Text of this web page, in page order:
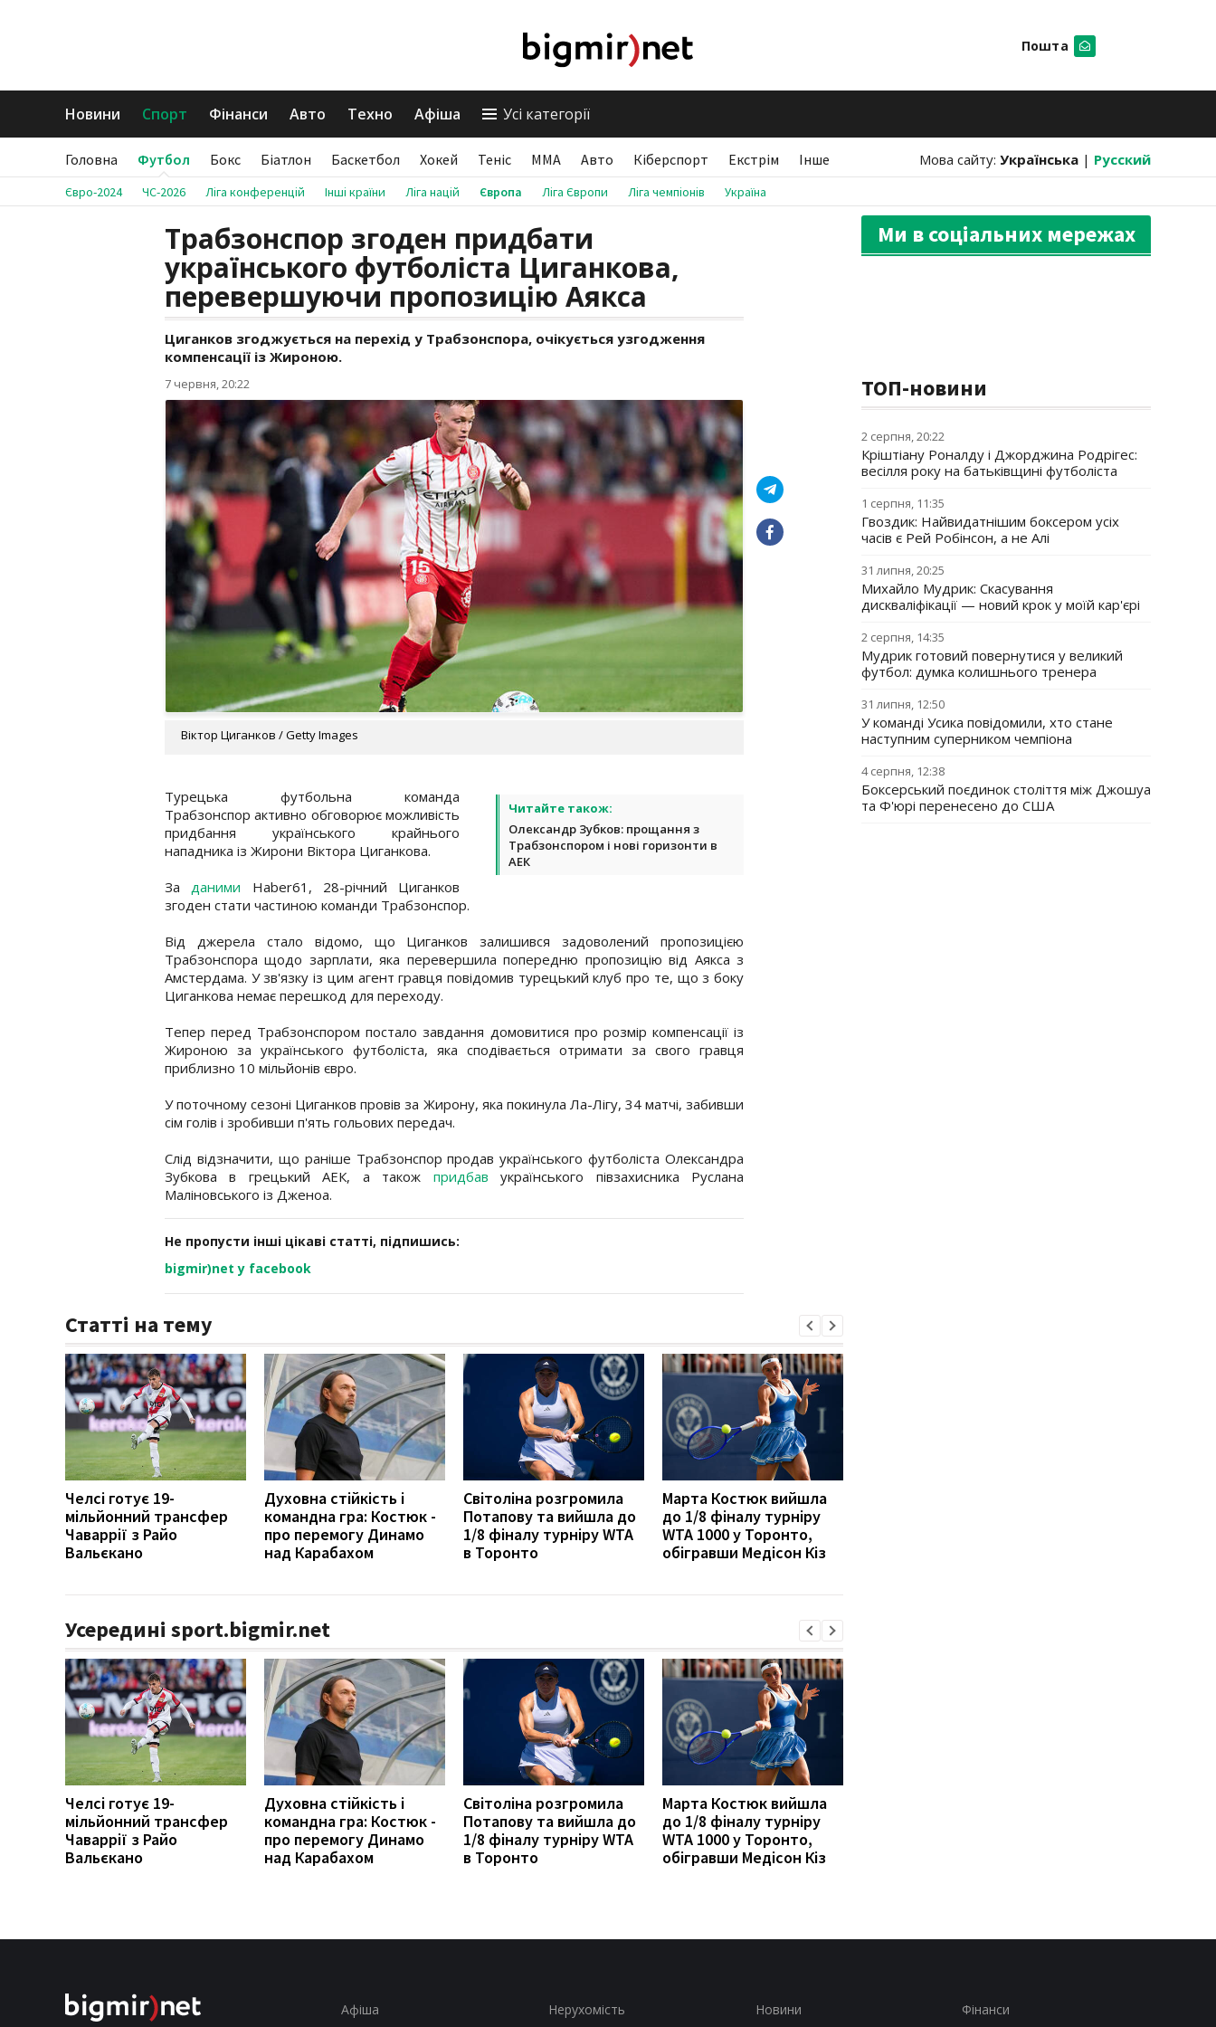
Пошта
Новини Спорт Фінанси Авто Техно Афіша Усі категорії
Головна Футбол Бокс Біатлон Баскетбол Хокей Теніс ММА Авто Кіберспорт Екстрім Інше Мова сайту: Українська | Русский
Євро-2024 ЧС-2026 Ліга конференцій Інші країни Ліга націй Європа Ліга Європи Ліга чемпіонів Україна
Трабзонспор згоден придбати
українського футболіста Циганкова,
перевершуючи пропозицію Аякса
Циганков згоджується на перехід у Трабзонспора, очікується узгодження
компенсації із Жироною.
7 червня, 20:22
Віктор Циганков / Getty Images
Читайте також:
Олександр Зубков: прощання з
Трабзонспором і нові горизонти в
АЕК
Турецька футбольна команда
Трабзонспор активно обговорює можливість
придбання українського крайнього
нападника із Жирони Віктора Циганкова.
За даними Haber61, 28-річний Циганков
згоден стати частиною команди Трабзонспор.
Від джерела стало відомо, що Циганков залишився задоволений пропозицією
Трабзонспора щодо зарплати, яка перевершила попередню пропозицію від Аякса з
Амстердама. У зв'язку із цим агент гравця повідомив турецький клуб про те, що з боку
Циганкова немає перешкод для переходу.
Тепер перед Трабзонспором постало завдання домовитися про розмір компенсації із
Жироною за українського футболіста, яка сподівається отримати за свого гравця
приблизно 10 мільйонів євро.
У поточному сезоні Циганков провів за Жирону, яка покинула Ла-Лігу, 34 матчі, забивши
сім голів і зробивши п'ять гольових передач.
Слід відзначити, що раніше Трабзонспор продав українського футболіста Олександра
Зубкова в грецький АЕК, а також придбав українського півзахисника Руслана
Маліновського із Дженоа.
Не пропусти інші цікаві статті, підпишись:
bigmir)net у facebook
Статті на тему
Челсі готує 19-
мільйонний трансфер
Чаваррії з Райо
Вальєкано
Духовна стійкість і
командна гра: Костюк -
про перемогу Динамо
над Карабахом
Світоліна розгромила
Потапову та вийшла до
1/8 фіналу турніру WTA
в Торонто
Марта Костюк вийшла
до 1/8 фіналу турніру
WTA 1000 у Торонто,
обігравши Медісон Кіз
Усередині sport.bigmir.net
Челсі готує 19-
мільйонний трансфер
Чаваррії з Райо
Вальєкано
Духовна стійкість і
командна гра: Костюк -
про перемогу Динамо
над Карабахом
Світоліна розгромила
Потапову та вийшла до
1/8 фіналу турніру WTA
в Торонто
Марта Костюк вийшла
до 1/8 фіналу турніру
WTA 1000 у Торонто,
обігравши Медісон Кіз
Ми в соціальних мережах
ТОП-новини
2 серпня, 20:22
Кріштіану Роналду і Джорджина Родрігес:
весілля року на батьківщині футболіста
1 серпня, 11:35
Гвоздик: Найвидатнішим боксером усіх
часів є Рей Робінсон, а не Алі
31 липня, 20:25
Михайло Мудрик: Скасування
дискваліфікації — новий крок у моїй кар'єрі
2 серпня, 14:35
Мудрик готовий повернутися у великий
футбол: думка колишнього тренера
31 липня, 12:50
У команді Усика повідомили, хто стане
наступним суперником чемпіона
4 серпня, 12:38
Боксерський поєдинок століття між Джошуа
та Ф'юрі перенесено до США
Афіша Нерухомість Новини Фінанси